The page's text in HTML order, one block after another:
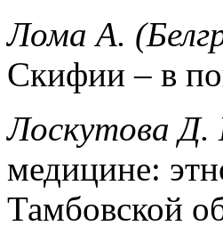
Лома А.
Скифии – в
Лоскутова Д.
медицине:
Тамбовской